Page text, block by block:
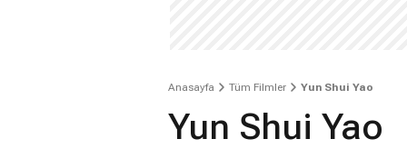
Anasayfa Tüm Filmler Yun Shui Yao
Yun Shui Yao